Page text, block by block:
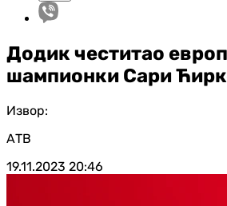
Додик честитао
шампионки Сари
Извор:
АТВ
19.11.2023 20:46